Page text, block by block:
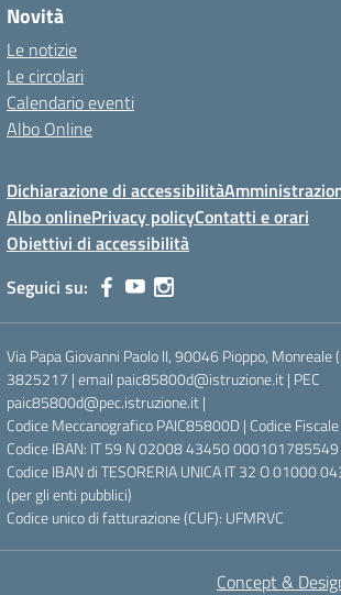
Novità
Le notizie
Le circolari
Calendario eventi
Albo Online
Dichiarazione di accessibilità
Albo onlinePrivacy policyContatti e orari
Obiettivi di accessibilità
Seguici su:
Via Papa Giovanni Paolo II, 90046 Pioppo, Monreale
3825217 | email paic85800d@istruzione.it | PEC
paic85800d@pec.istruzione.it |
Codice Meccanografico PAIC85800D | Codice
Codice IBAN: IT 59 N 02008 43450
Codice IBAN di TESORERIA UNICA IT 32 O 01000
(per gli enti pubblici)
Codice unico di fatturazione (CUF): UFMRVC
Concept &